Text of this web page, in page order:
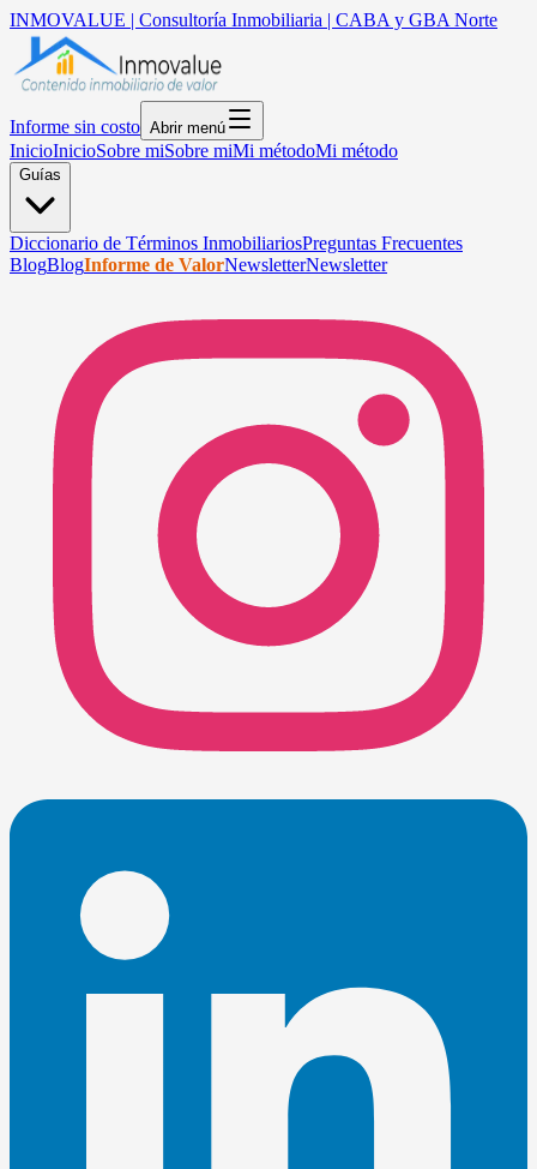
INMOVALUE | Consultoría Inmobiliaria | CABA y GBA Norte
Informe sin costo Abrir menú
InicioInicioSobre miSobre miMi métodoMi método
Guías
Diccionario de Términos InmobiliariosPreguntas Frecuentes
BlogBlogInforme de ValorNewsletterNewsletter